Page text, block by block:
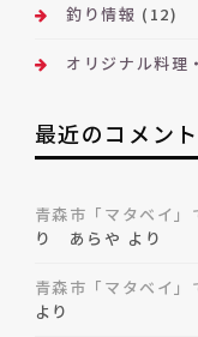
釣り情報 (12)
オリジナル料理
最近のコメント
青森市「マタベイ
り あらや より
青森市「マタベイ
より